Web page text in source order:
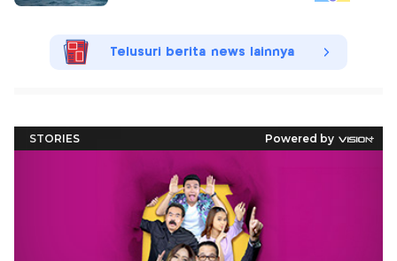
Telusuri berita news lainnya